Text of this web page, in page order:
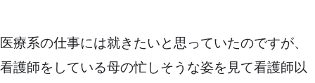
医療系の仕事には就きたいと思っていたのですが、
看護師をしている母の忙しそうな姿を見て看護師以